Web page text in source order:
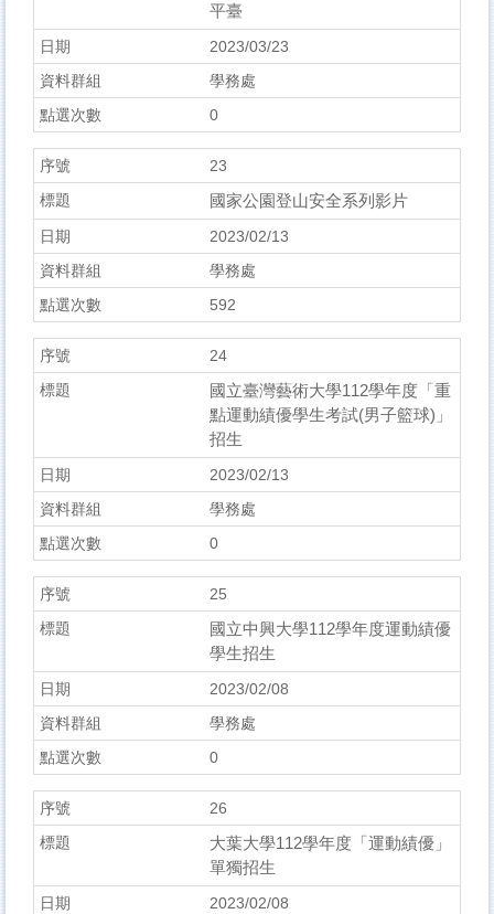
平臺
2023/03/23
學務處
0
23
國家公園登山安全系列影片
2023/02/13
學務處
592
24
國立臺灣藝術大學112學年度「重
點運動績優學生考試(男子籃球)」
招生
2023/02/13
學務處
0
25
國立中興大學112學年度運動績優
學生招生
2023/02/08
學務處
0
26
大葉大學112學年度「運動績優」
單獨招生
2023/02/08